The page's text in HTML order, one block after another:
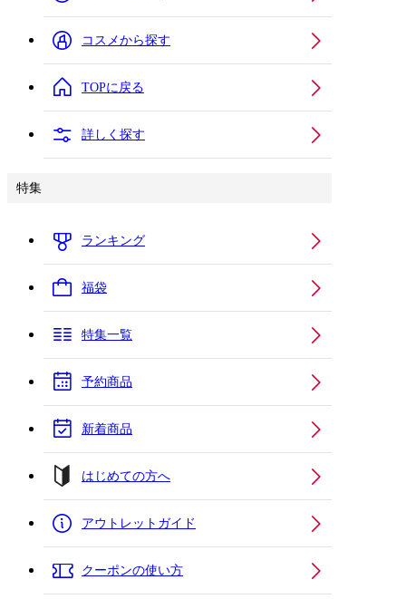
コスメから探す
TOPに戻る
詳しく探す
特集
ランキング
福袋
特集一覧
予約商品
新着商品
はじめての方へ
アウトレットガイド
クーポンの使い方